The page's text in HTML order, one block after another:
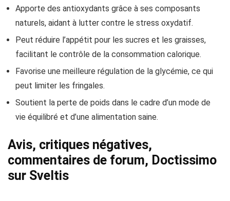
Apporte des antioxydants grâce à ses composants
naturels, aidant à lutter contre le stress oxydatif.
Peut réduire l’appétit pour les sucres et les graisses,
facilitant le contrôle de la consommation calorique.
Favorise une meilleure régulation de la glycémie, ce qui
peut limiter les fringales.
Soutient la perte de poids dans le cadre d’un mode de
vie équilibré et d’une alimentation saine.
Avis, critiques négatives,
commentaires de forum, Doctissimo
sur Sveltis